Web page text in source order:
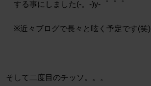
する事にしました(-。-)y-゜゜゜
※近々ブログで長々と呟く予定です(笑)
そして二度目のチッソ。。。